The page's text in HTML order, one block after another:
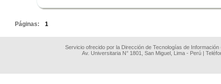
Páginas: 1
Servicio ofrecido por la Dirección de Tecnologías de
Av. Universitaria N° 1801, San Miguel, Lima - Perú |